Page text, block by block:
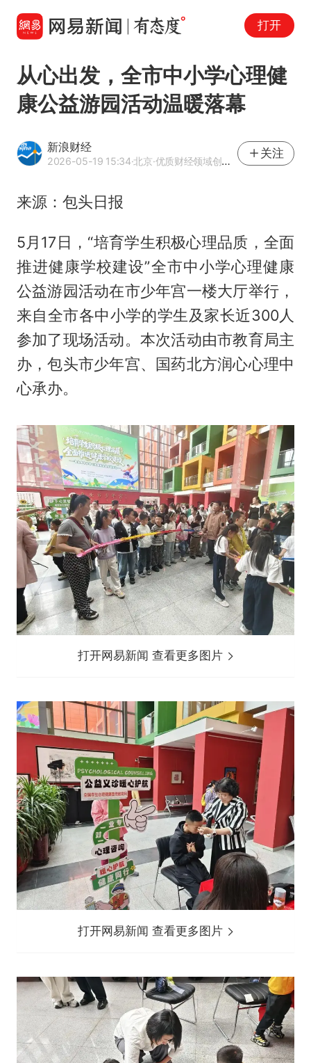
打开
从心出发，全市中小学心理健
康公益游园活动温暖落幕
新浪财经
2026-05-19 15:34·北京·优质财经领域创作者
关注
来源：包头日报
5月17日，“培育学生积极心理品质，全面
推进健康学校建设”全市中小学心理健康
公益游园活动在市少年宫一楼大厅举行，
来自全市各中小学的学生及家长近300人
参加了现场活动。本次活动由市教育局主
办，包头市少年宫、国药北方润心心理中
心承办。
打开网易新闻 查看更多图片
打开网易新闻 查看更多图片